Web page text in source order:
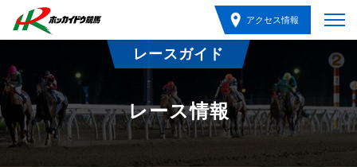
アクセス情報
レースガイド
レース情報